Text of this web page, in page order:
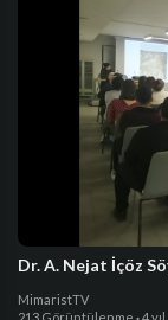
Dr. A. Nejat İçöz
MimaristTV